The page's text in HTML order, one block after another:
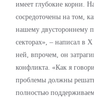
имеет глубокие корни.
сосредоточены на том,
нашему двустороннему
секторах», – написал в
ней, впрочем, он
конфликта. «Как я
проблемы должны
полностью